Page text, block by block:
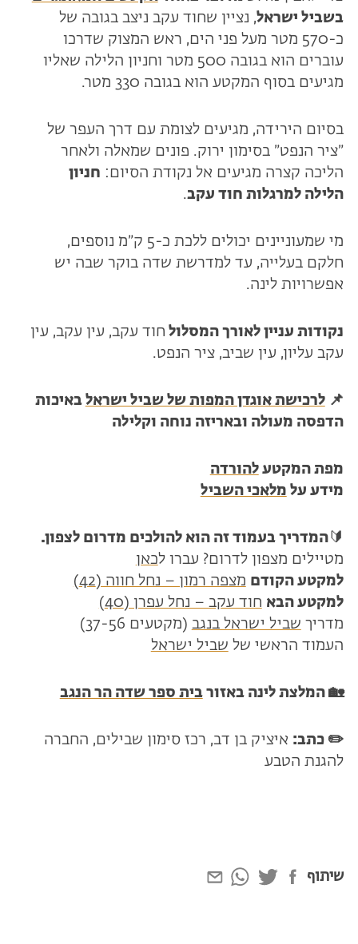
בשביל ישראל, נציין שחוד עקב ניצב בגובה של
כ-570 מטר מעל פני הים, ראש המצוק שדרכו
עוברים הוא בגובה 500 מטר וחניון הלילה שאליו
מגיעים בסוף המקטע הוא בגובה 330 מטר.
בסיום הירידה, מגיעים לצומת עם דרך העפר של
״ציר הנפט״ בסימון ירוק. פונים שמאלה ולאחר
הליכה קצרה מגיעים אל נקודת הסיום: חניון
הלילה למרגלות חוד עקב.
מי שמעוניינים יכולים ללכת כ-5 ק״מ נוספים,
חלקם בעלייה, עד למדרשת שדה בוקר שבה יש
אפשרויות לינה.
נקודות עניין לאורך המסלול חוד עקב, עין עקב, עין
עקב עליון, עין שביב, ציר הנפט.
📌לרכישת אוגדן המפות של שביל ישראל באיכות
הדפסה מעולה ובאריזה נוחה וקלילה
מפת המקטעלהורדה
מידע על מלאכי השביל
🔰המדריך בעמוד זה הוא להולכים מדרום לצפון.
מטיילים מצפון לדרום? עברו לכאן
למקטע הקודם מצפה רמון – נחל חווה (42)
למקטע הבא חוד עקב – נחל עפרן (40)
מדריך שביל ישראל בנגב (מקטעים 37-56)
העמוד הראשי של שביל ישראל
🏡 המלצת לינה באזורבית ספר שדה הר הנגב
✏️ כתב: איציק בן דב, רכז סימון שבילים, החברה
להגנת הטבע
שיתוף